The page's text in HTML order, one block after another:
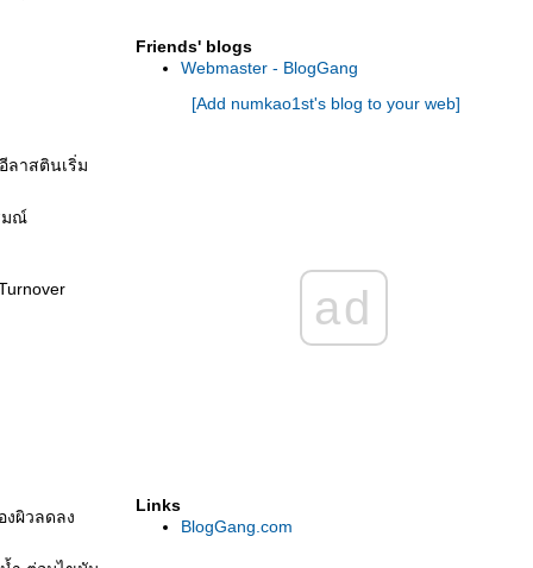
ลาสตินเริ่ม
มณ์
ผิวลดลง
Friends' blogs
Webmaster - BlogGang
[Add numkao1st's blog to your web]
ad
Links
BlogGang.com